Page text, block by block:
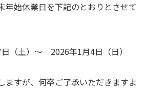
年始休業日を下記のとおりとさせて
土）～ 2026年1月4日（日）
ますが、何卒ご了承いただきますよ